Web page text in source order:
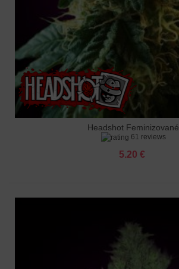
Headshot Feminizované
61 reviews
5.20 €